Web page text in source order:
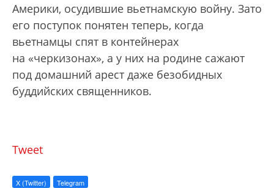
Америки, осудившие вьетнамскую войну. Зато
его поступок понятен теперь, когда
вьетнамцы спят в контейнерах
на «черкизонах», а у них на родине сажают
под домашний арест даже безобидных
буддийских священников.
Tweet
X (Twitter) Telegram